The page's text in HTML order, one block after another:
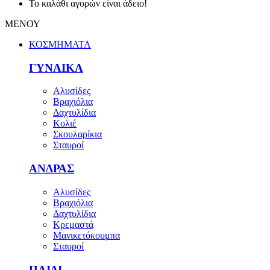
Το καλάθι αγορών είναι άδειο!
ΜΕΝΟΥ
ΚΟΣΜΗΜΑΤΑ
ΓΥΝΑΙΚΑ
Αλυσίδες
Βραχιόλια
Δαχτυλίδια
Κολιέ
Σκουλαρίκια
Σταυροί
ΑΝΔΡΑΣ
Αλυσίδες
Βραχιόλια
Δαχτυλίδια
Κρεμαστά
Μανικετόκουμπα
Σταυροί